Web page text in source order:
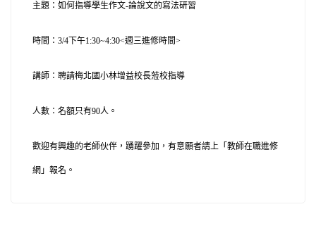
主題：如何指導學生作文-論說文的寫法研習
時間： 3/4 下午1:30~4:30<週三進修時間>
講師：聘請梅北國小林增益校長蒞校指導
人數：名額只有90人。
歡迎有興趣的老師伙伴，踴躍參加，有意願者請上「教師在職進修
網」報名。